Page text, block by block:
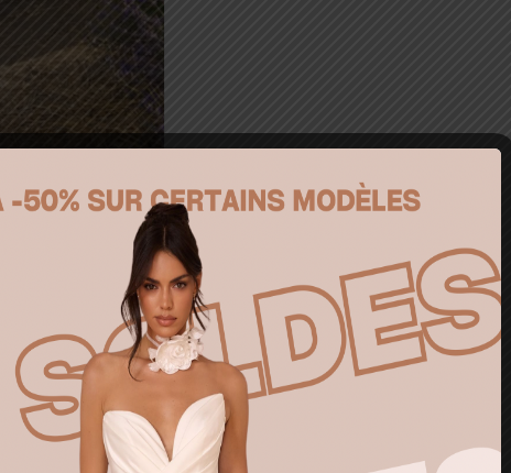
similaires